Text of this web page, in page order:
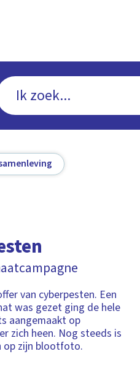
van cyberpesten. Een
was gezet ging de hele
aangemaakt op
zich heen. Nog steeds is
op zijn blootfoto.